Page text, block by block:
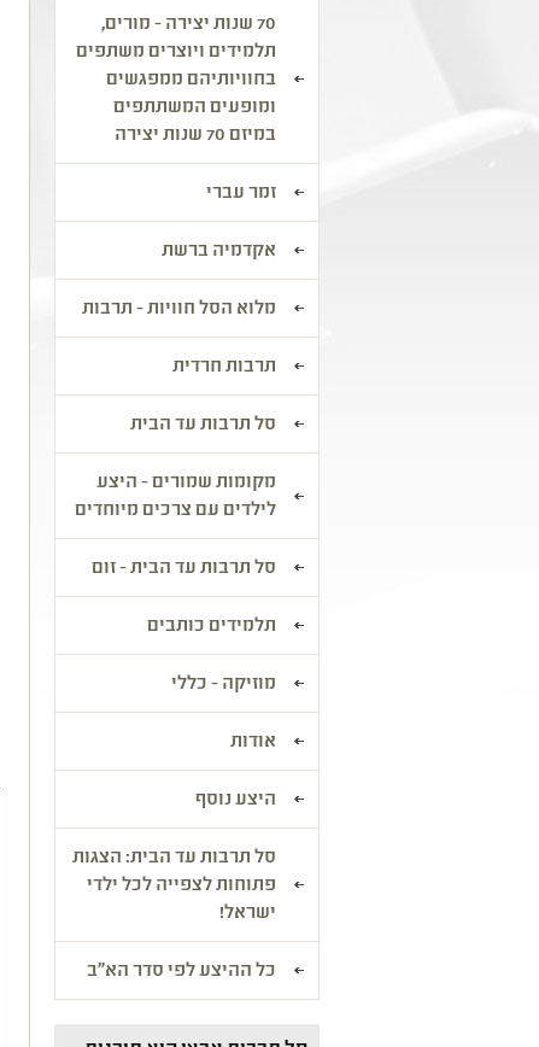
70 שנות יצירה - מורים,
תלמידים ויוצרים משתפים
בחוויותיהם ממפגשים
ומופעים המשתתפים
במיזם 70 שנות יצירה
זמר עברי
אקדמיה ברשת
מלוא הסל חוויות - תרבות
תרבות חרדית
סל תרבות עד הבית
מקומות שמורים - היצע
לילדים עם צרכים מיוחדים
סל תרבות עד הבית - זום
תלמידים כותבים
מוזיקה - כללי
אודות
היצע נוסף
סל תרבות עד הבית: הצגות
פתוחות לצפייה לכל ילדי
ישראל!
כל ההיצע לפי סדר הא"ב